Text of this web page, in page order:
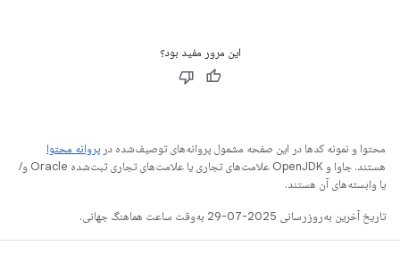
این مرور مفید بود؟
محتوا و نمونه کدها در این صفحه مشمول پروانه‌های توصیف‌شده در پروانه محتوا
هستند. جاوا و OpenJDK علامت‌های تجاری یا علامت‌های تجاری ثبت‌شده Oracle و/
یا وابسته‌های آن هستند.
تاریخ آخرین به‌روزرسانی 2025-07-29 به‌وقت ساعت هماهنگ جهانی.